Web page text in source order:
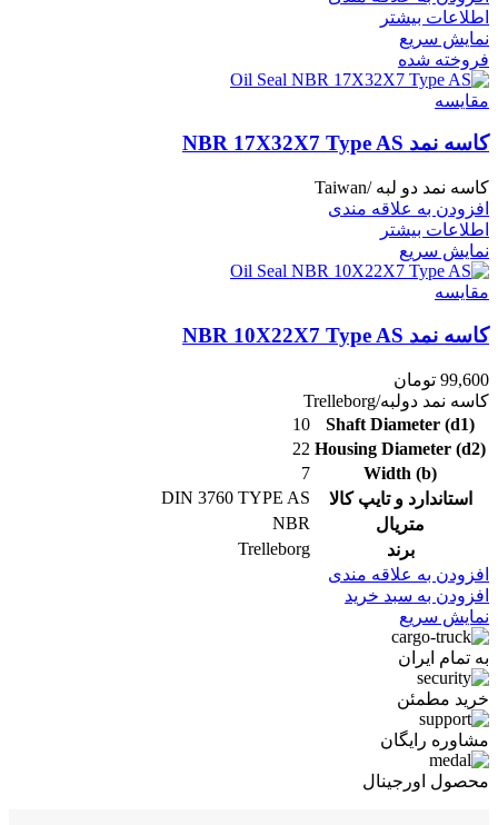
اطلاعات بیشتر
نمایش سریع
فروخته شده
مقايسه
کاسه نمد NBR 17X32X7 Type AS
کاسه نمد دو لبه /Taiwan
افزودن به علاقه مندی
اطلاعات بیشتر
نمایش سریع
مقايسه
کاسه نمد NBR 10X22X7 Type AS
99,600 تومان
کاسه نمد دولبه/Trelleborg
Shaft Diameter (d1)
10
Housing Diameter (d2)
22
Width (b)
7
استاندارد و تایپ کالا
DIN 3760 TYPE AS
متریال
NBR
برند
Trelleborg
افزودن به علاقه مندی
افزودن به سبد خرید
نمایش سریع
به تمام ایران
خرید مطمئن
مشاوره رایگان
محصول اورجینال